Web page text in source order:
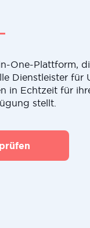
One-Plattform,
Dienstleister für
in Echtzeit für
stellt.